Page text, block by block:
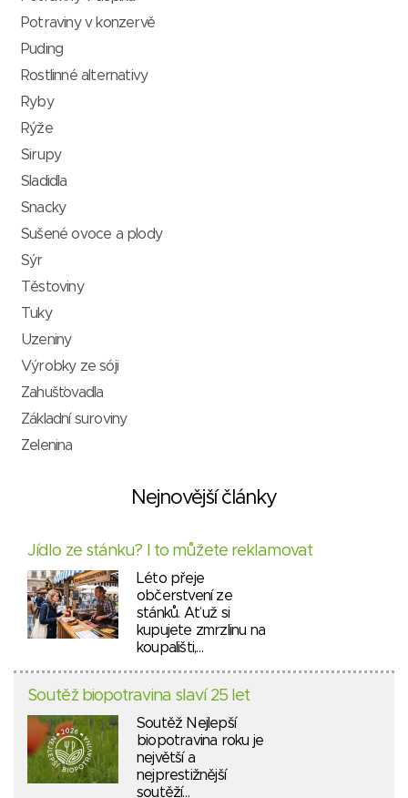
Potraviny v konzervě
Puding
Rostlinné alternativy
Ryby
Rýže
Sirupy
Sladidla
Snacky
Sušené ovoce a plody
Sýr
Těstoviny
Tuky
Uzeniny
Výrobky ze sóji
Zahušťovadla
Základní suroviny
Zelenina
Nejnovější články
Jídlo ze stánku? I to můžete reklamovat
Léto přeje
občerstvení ze
stánků. Ať už si
kupujete zmrzlinu na
koupališti,…
Soutěž biopotravina slaví 25 let
Soutěž Nejlepší
biopotravina roku je
největší a
nejprestižnější
soutěží…